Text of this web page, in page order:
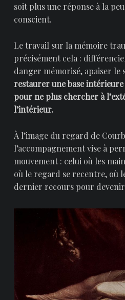
soit plus une réponse à la
conscient.
Le travail sur la mémoire
précisément cela :
danger mémorisé, apaiser le
restaurer une base
pour ne plus chercher à
l’intérieur.
À l’image du regard de
l’accompagnement vise à
mouvement : celui où les
où le regard se recentre, où
dernier recours pour